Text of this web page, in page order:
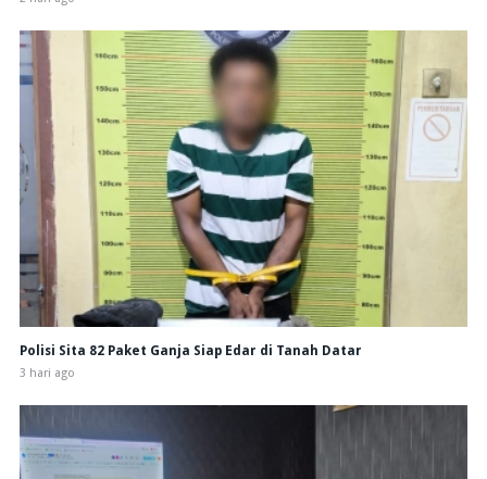
Polisi Sita 82 Paket Ganja Siap Edar di Tanah Datar
3 hari ago